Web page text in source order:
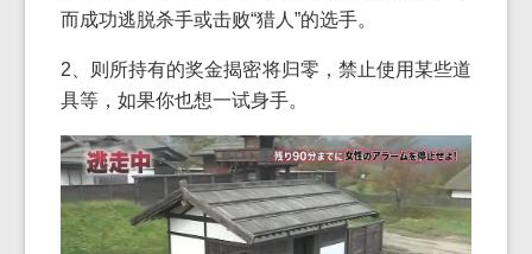
而成功逃脱杀手或击败“猎人”的选手。
2、则所持有的奖金揭密将归零，禁止使用某些道
具等，如果你也想一试身手。